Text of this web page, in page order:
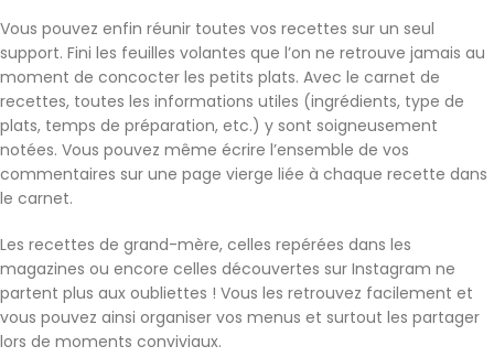
Vous pouvez enfin réunir toutes vos recettes sur un seul
support. Fini les feuilles volantes que l’on ne retrouve jamais au
moment de concocter les petits plats. Avec le carnet de
recettes, toutes les informations utiles (ingrédients, type de
plats, temps de préparation, etc.) y sont soigneusement
notées. Vous pouvez même écrire l’ensemble de vos
commentaires sur une page vierge liée à chaque recette dans
le carnet.
Les recettes de grand-mère, celles repérées dans les
magazines ou encore celles découvertes sur Instagram ne
partent plus aux oubliettes ! Vous les retrouvez facilement et
vous pouvez ainsi organiser vos menus et surtout les partager
lors de moments conviviaux.